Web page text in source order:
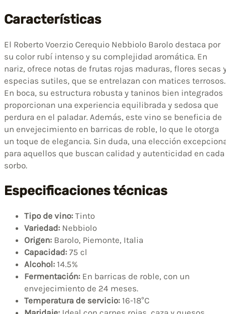
Características
El Roberto Voerzio Cerequio Nebbiolo Barolo destaca por
su color rubí intenso y su complejidad aromática. En
nariz, ofrece notas de frutas rojas maduras, flores secas
especias sutiles, que se entrelazan con matices terrosos.
En boca, su estructura robusta y taninos bien integrados
proporcionan una experiencia equilibrada y sedosa que
perdura en el paladar. Además, este vino se beneficia de
un envejecimiento en barricas de roble, lo que le otorga
un toque de elegancia. Sin duda, una elección
para aquellos que buscan calidad y autenticidad en cada
sorbo.
Especificaciones técnicas
Tipo de vino: Tinto
Variedad: Nebbiolo
Origen: Barolo, Piemonte, Italia
Capacidad: 75 cl
Alcohol: 14.5%
Fermentación: En barricas de roble, con un
envejecimiento de 24 meses.
Temperatura de servicio: 16-18°C